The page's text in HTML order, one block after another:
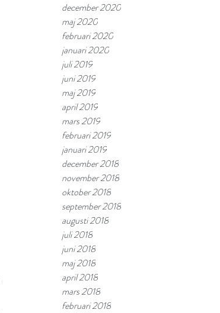
december 2020
maj 2020
februari 2020
januari 2020
juli 2019
juni 2019
maj 2019
april 2019
mars 2019
februari 2019
januari 2019
december 2018
november 2018
oktober 2018
september 2018
augusti 2018
juli 2018
juni 2018
maj 2018
april 2018
mars 2018
februari 2018